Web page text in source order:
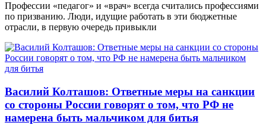
Профессии «педагог» и «врач» всегда считались профессиями
по призванию. Люди, идущие работать в эти бюджетные
отрасли, в первую очередь привыкли
Василий Колташов: Ответные меры на санкции
со стороны России говорят о том, что РФ не
намерена быть мальчиком для битья